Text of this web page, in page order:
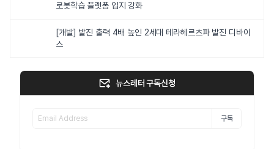
로봇학습 플랫폼 입지 강화
[개발] 발진 출력 4배 높인 2세대 테라헤르츠파 발진 디바이
스
뉴스레터 구독신청
구독